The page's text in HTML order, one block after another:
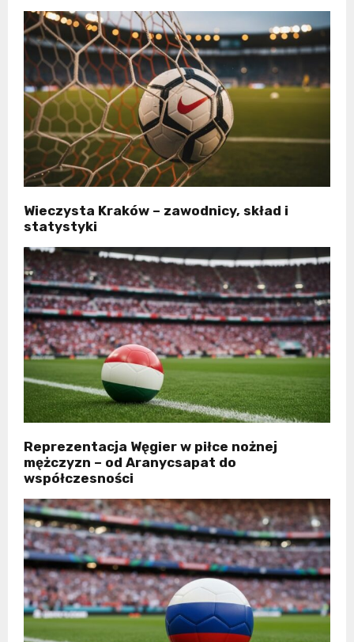
Wieczysta Kraków – zawodnicy, skład i
statystyki
Reprezentacja Węgier w piłce nożnej
mężczyzn – od Aranycsapat do
współczesności